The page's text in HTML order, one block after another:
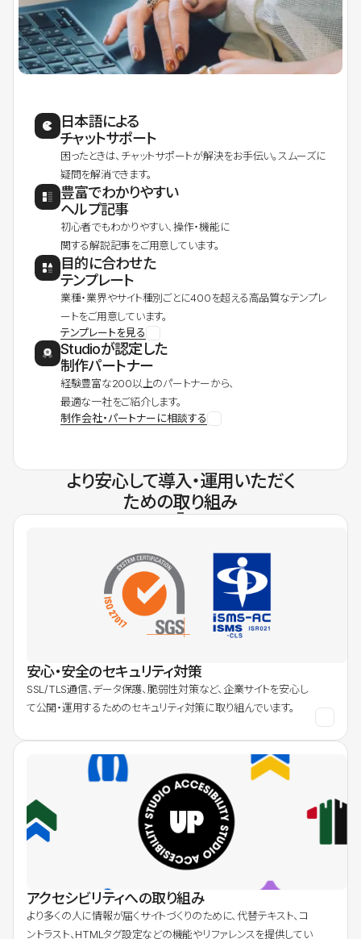
日本語による
チャットサポート
困ったときは、チャットサポートが解決をお手伝い。スムーズに
疑問を解消できます。
豊富でわかりやすい
ヘルプ記事
初心者でもわかりやすい、操作・機能に
関する解説記事をご用意しています。
目的に合わせた
テンプレート
業種・業界やサイト種別ごとに400を超える高品質なテンプレ
ートをご用意しています。
テンプレートを見る
Studioが認定した
制作パートナー
経験豊富な200以上のパートナーから、
最適な一社をご紹介します。
制作会社・パートナーに相談する
より安心して導入・運用いただく
ための取り組み
安心・安全のセキュリティ対策
SSL/TLS通信、データ保護、脆弱性対策など、企業サイトを安心し
て公開・運用するためのセキュリティ対策に取り組んでいます。
アクセシビリティへの取り組み
より多くの人に情報が届くサイトづくりのために、代替テキスト、コ
ントラスト、HTMLタグ設定などの機能やリファレンスを提供してい